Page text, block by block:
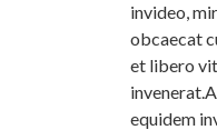
invideo,
obcaecat
et libero
equidem